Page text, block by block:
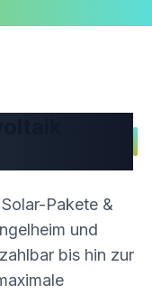
Pakete &
und
bis hin zur